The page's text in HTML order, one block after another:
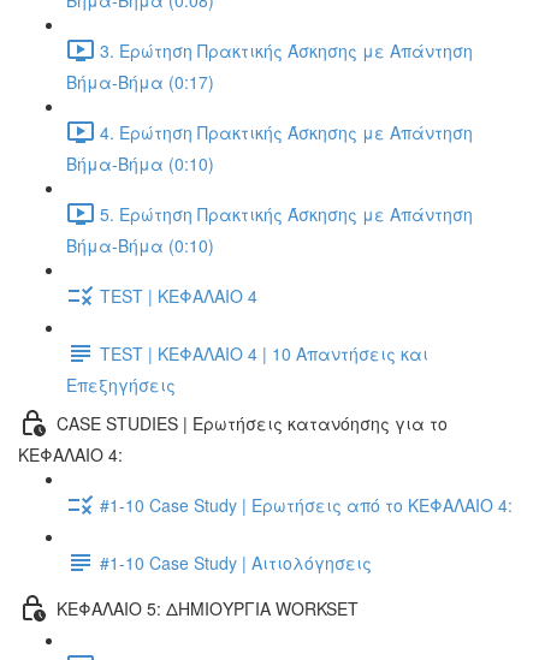
3. Ερώτηση Πρακτικής Άσκησης με Απάντηση
Βήμα-Βήμα (0:17)
4. Ερώτηση Πρακτικής Άσκησης με Απάντηση
Βήμα-Βήμα (0:10)
5. Ερώτηση Πρακτικής Άσκησης με Απάντηση
Βήμα-Βήμα (0:10)
TEST | ΚΕΦΑΛΑΙΟ 4
TEST | ΚΕΦΑΛΑΙΟ 4 | 10 Απαντήσεις και
Επεξηγήσεις
CASE STUDIES | Ερωτήσεις κατανόησης για το
ΚΕΦΑΛΑΙΟ 4:
#1-10 Case Study | Ερωτήσεις από το ΚΕΦΑΛΑΙΟ 4:
#1-10 Case Study | Αιτιολόγησεις
ΚΕΦΑΛΑΙΟ 5: ΔΗΜΙΟΥΡΓΙΑ WORKSET